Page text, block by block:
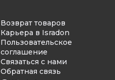
Возврат товаров
Карьера в Isradon
Пользовательское
соглашение
Связаться с нами
Обратная связь